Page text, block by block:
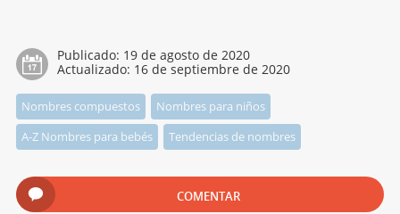
Publicado: 19 de agosto de 2020
Actualizado: 16 de septiembre de 2020
Nombres compuestos
Nombres para niños
A-Z Nombres para bebés
Tendencias de nombres
COMENTAR